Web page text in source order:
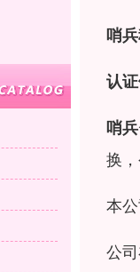
哨
认
哨
换
本
公